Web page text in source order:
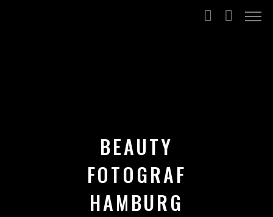
BEAUTY
FOTOGRAF
HAMBURG